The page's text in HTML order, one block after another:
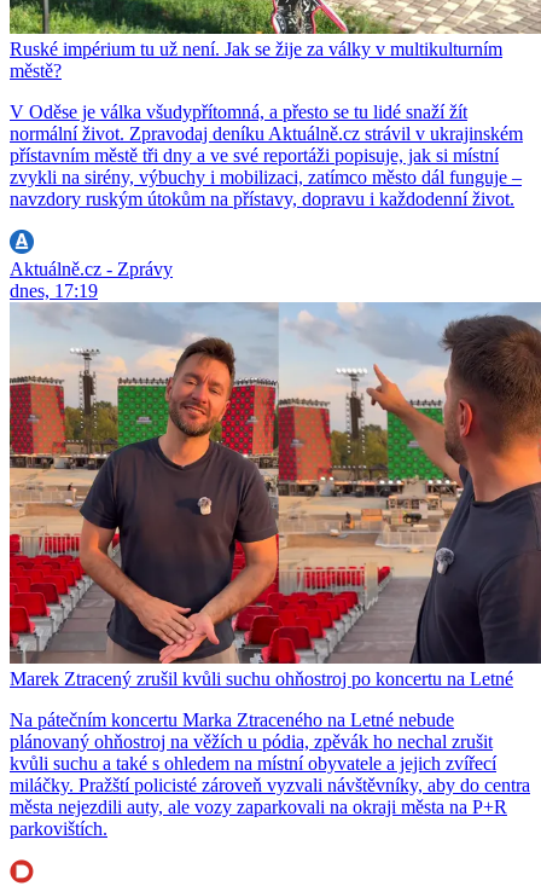
Ruské impérium tu už není. Jak se žije za války v multikulturním
městě?
V Oděse je válka všudypřítomná, a přesto se tu lidé snaží žít
normální život. Zpravodaj deníku Aktuálně.cz strávil v ukrajinském
přístavním městě tři dny a ve své reportáži popisuje, jak si místní
zvykli na sirény, výbuchy i mobilizaci, zatímco město dál funguje –
navzdory ruským útokům na přístavy, dopravu i každodenní život.
Aktuálně.cz - Zprávy
dnes, 17:19
Marek Ztracený zrušil kvůli suchu ohňostroj po koncertu na Letné
Na pátečním koncertu Marka Ztraceného na Letné nebude
plánovaný ohňostroj na věžích u pódia, zpěvák ho nechal zrušit
kvůli suchu a také s ohledem na místní obyvatele a jejich zvířecí
miláčky. Pražští policisté zároveň vyzvali návštěvníky, aby do centra
města nejezdili auty, ale vozy zaparkovali na okraji města na P+R
parkovištích.